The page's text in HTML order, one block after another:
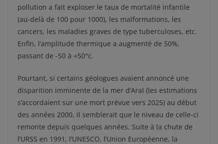
pollution a fait exploser le taux de mortalité infantile
(au-delà de 100 pour 1000), les malformations, les
cancers, les maladies graves de type tuberculoses, etc.
Enfin, l’amplitude thermique a augmenté de 50%,
passant de -50 à +50°c.
Pourtant, si certains géologues avaient annoncé une
disparition imminente de la mer d’Aral (les estimations
s’accordaient sur une mort prévue vers 2025) au début
des années 2000, il semblerait que le niveau de celle-ci
remonte depuis quelques années. Suite à la chute de
l’URSS en 1991, l’UNESCO, l’Union Européenne, la